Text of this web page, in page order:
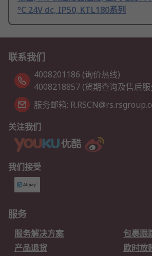
°C 24V dc, IP50, KTL180系列
联系我们
4008201186 (询价热线)
4008218857 (货期查询及售后服
服务邮箱:
关注我们
我们接受
服务
服务解决方案
包裹跟
产品退货
欧时放